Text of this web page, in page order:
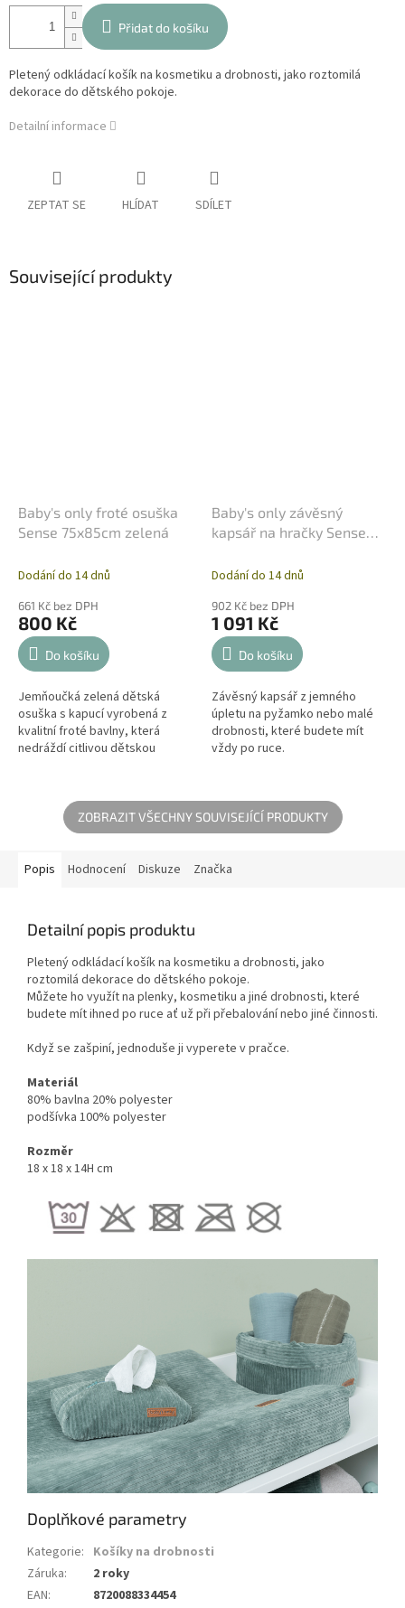
Přidat do košíku
Pletený odkládací košík na kosmetiku a drobnosti, jako roztomilá
dekorace do dětského pokoje.
Detailní informace
ZEPTAT SE HLÍDAT SDÍLET
Související produkty
Baby's only froté osuška
Sense 75x85cm zelená
Dodání do 14 dnů
661 Kč bez DPH
800 Kč
Do košíku
Jemňoučká zelená dětská
osuška s kapucí vyrobená z
kvalitní froté bavlny, která
nedráždí citlivou dětskou
Baby's only závěsný
kapsář na hračky Sense
Dodání do 14 dnů
902 Kč bez DPH
1 091 Kč
Do košíku
Závěsný kapsář z jemného
úpletu na pyžamko nebo malé
drobnosti, které budete mít
vždy po ruce.
ZOBRAZIT VŠECHNY SOUVISEJÍCÍ PRODUKTY
Popis Hodnocení Diskuze Značka
Detailní popis produktu
Pletený odkládací košík na kosmetiku a drobnosti, jako
roztomilá dekorace do dětského pokoje.
Můžete ho využít na plenky, kosmetiku a jiné drobnosti, které
budete mít ihned po ruce ať už při přebalování nebo jiné činnosti.
Když se zašpiní, jednoduše ji vyperete v pračce.
Materiál
80% bavlna 20% polyester
podšívka 100% polyester
Rozměr
18 x 18 x 14H cm
Doplňkové parametry
Kategorie: Košíky na drobnosti
Záruka:
2 roky
EAN:
8720088334454